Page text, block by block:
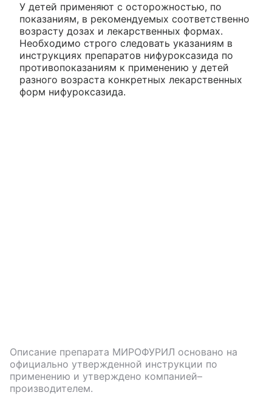
У детей применяют с осторожностью, по
показаниям, в рекомендуемых соответственно
возрасту дозах и лекарственных формах.
Необходимо строго следовать указаниям в
инструкциях препаратов нифуроксазида по
противопоказаниям к применению у детей
разного возраста конкретных лекарственных
форм нифуроксазида.
Описание препарата МИРОФУРИЛ основано на
официально утвержденной инструкции по
применению и утверждено компанией–
производителем.